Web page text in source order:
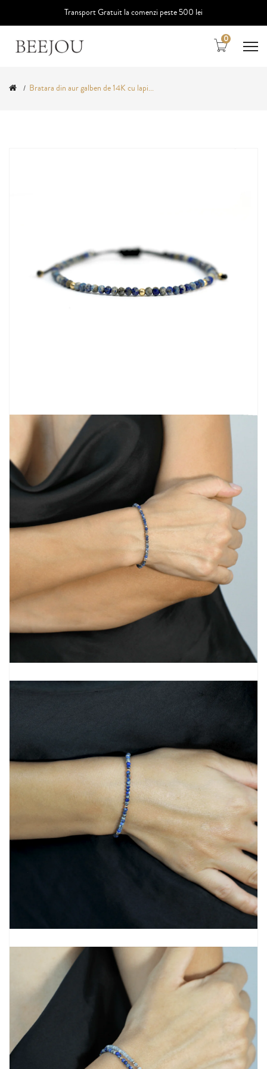
Transport Gratuit la comenzi peste 500 lei
0
Bratara din aur galben de 14K cu lapi...